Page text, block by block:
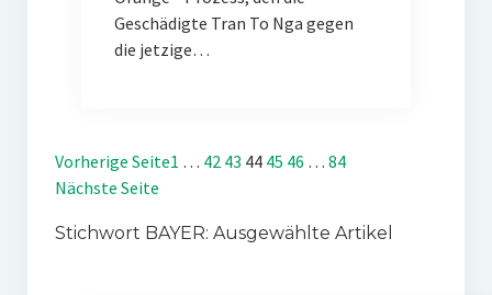
Geschädigte Tran To Nga gegen
die jetzige…
Vorherige Seite1 … 42 43 44 45 46 … 84
Nächste Seite
Stichwort BAYER: Ausgewählte Artikel